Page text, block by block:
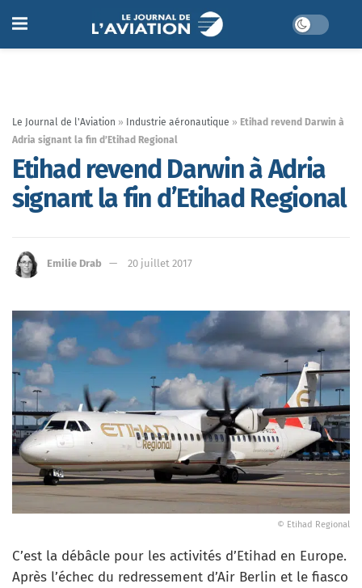
Le Journal de l'Aviation » Industrie aéronautique » Etihad revend Darwin à
Adria signant la fin d’Etihad Regional
Etihad revend Darwin à Adria
signant la fin d’Etihad Regional
Emilie Drab 20 juillet 2017
© Etihad Regional
C’est la débâcle pour les activités d’Etihad en Europe.
Après l’échec du redressement d’Air Berlin et le fiasco